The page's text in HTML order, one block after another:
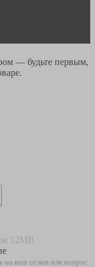
— будьте первым,
12MB
ваш отзыв или вопрос